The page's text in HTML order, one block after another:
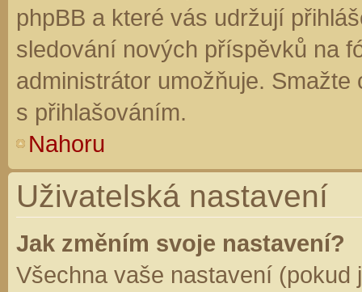
phpBB a které vás udržují
sledování nových příspěvků na
administrátor umožňuje.
s přihlašováním.
Nahoru
Uživatelská nastavení
Jak změním svoje nastavení?
Všechna vaše nastavení (pokud